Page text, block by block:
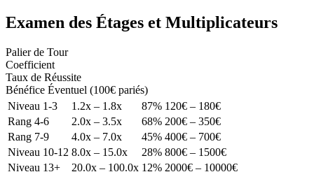
Examen des Étages et Multiplicateurs
Palier de Tour
Coefficient
Taux de Réussite
Bénéfice Éventuel (100€ pariés)
Niveau 1-3
1.2x – 1.8x 87% 120€ – 180€
Rang 4-6
2.0x – 3.5x 68% 200€ – 350€
Rang 7-9
4.0x – 7.0x 45% 400€ – 700€
Niveau 10-12 8.0x – 15.0x 28% 800€ – 1500€
Niveau 13+
20.0x – 100.0x 12% 2000€ – 10000€